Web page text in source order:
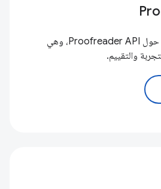
أضفنا مستندات جديدة حول Proofreader API، وهي
والتقييم.